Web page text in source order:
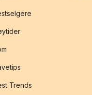
Trends